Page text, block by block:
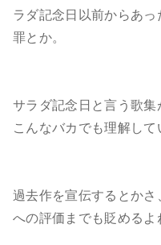
ラダ記念日以前からあ
罪とか。
サラダ記念日と言う歌
こんなバカでも理解して
過去作を宣伝するとか
への評価までも貶めるよ